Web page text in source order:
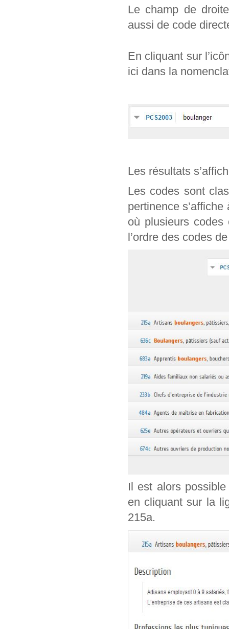
Le champ de
aussi de code
En cliquant sur
ici dans la
Les résultats
Les codes sont
pertinence
où plusieurs
l’ordre des codes
Il est alors
en cliquant sur la
215a.